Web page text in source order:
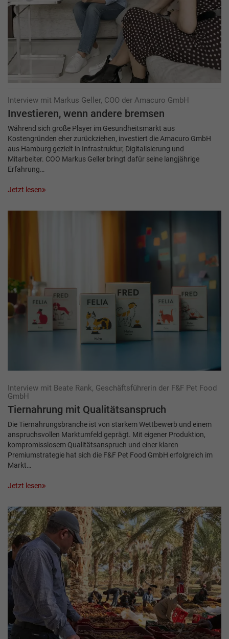
Interview mit Markus Geller, COO der Amacuro GmbH
Investieren, wenn andere bremsen
Während sich große Player im Gesundheitsmarkt aus
Kostengründen eher zurückziehen, investiert die Amacuro GmbH
aus Hamburg gezielt in Infrastruktur, Digitalisierung und
Mitarbeiter. COO Markus Geller bringt dafür seine langjährige
Erfahrung…
Jetzt lesen
Interview mit Beate Rank, Geschäftsführerin der F&F Pet Food
GmbH
Tiernahrung mit Qualitätsanspruch
Die Tiernahrungsbranche ist von starkem Wettbewerb und einem
anspruchsvollen Markt­umfeld geprägt. Mit eigener Produktion,
kompromisslosem Qualitätsanspruch und einer klaren
Premiumstrategie hat sich die F&F Pet Food GmbH erfolgreich im
Markt…
Jetzt lesen